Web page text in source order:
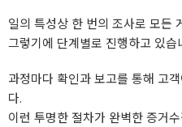
일의 특성상 한 번의 조사로 모든
그렇기에 단계별로 진행하고 있습
과정마다 확인과 보고를 통해 고
다.
이런 투명한 절차가 완벽한 증거